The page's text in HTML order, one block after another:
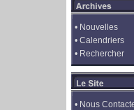
• Nouvelles
• Calendriers
• Rechercher
• Nous